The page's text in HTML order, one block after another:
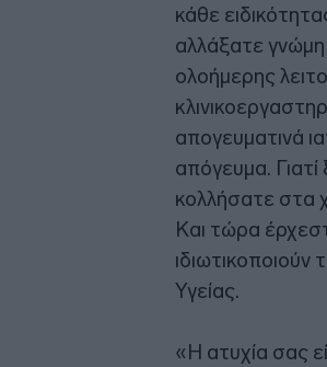
κάθε
αλλάξατε
ολοήμερης
απογευματινά
απόγευμα.
κολλήσατε στα
Και τώρα
Υγείας.
«Η ατυχία σας